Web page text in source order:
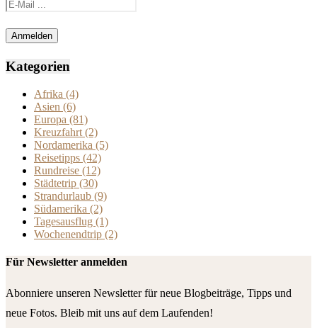
Kategorien
Afrika (4)
Asien (6)
Europa (81)
Kreuzfahrt (2)
Nordamerika (5)
Reisetipps (42)
Rundreise (12)
Städtetrip (30)
Strandurlaub (9)
Südamerika (2)
Tagesausflug (1)
Wochenendtrip (2)
Für Newsletter anmelden
Abonniere unseren Newsletter für neue Blogbeiträge, Tipps und
neue Fotos. Bleib mit uns auf dem Laufenden!